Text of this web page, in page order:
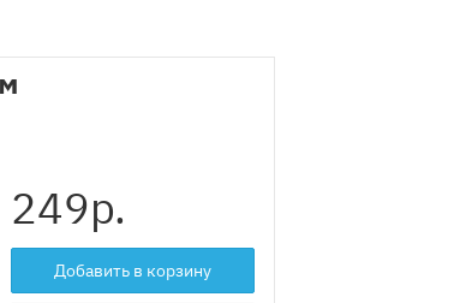
249р.
Добавить в корзину